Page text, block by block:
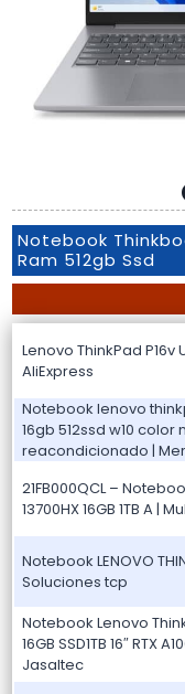
Notebook
Ram 512gb Ssd
Lenovo ThinkPad P16v
AliExpress
Notebook lenovo
16gb 512ssd w10
reacondicionado |
21FB000QCL –
13700HX 16GB 1TB A |
Notebook LENOVO
Soluciones tcp
Notebook Lenovo
16GB SSD1TB 16″ RTX
Jasaltec